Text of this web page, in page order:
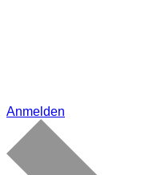
Anmelden